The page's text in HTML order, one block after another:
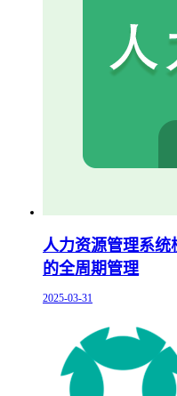
人力资源管理系
的全周期管理
2025-03-31